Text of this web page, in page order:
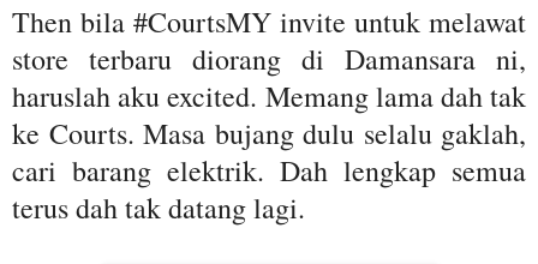
Then bila #CourtsMY invite untuk melawat
store terbaru diorang di Damansara ni,
haruslah aku excited. Memang lama dah tak
ke Courts. Masa bujang dulu selalu gaklah,
cari barang elektrik. Dah lengkap semua
terus dah tak datang lagi.